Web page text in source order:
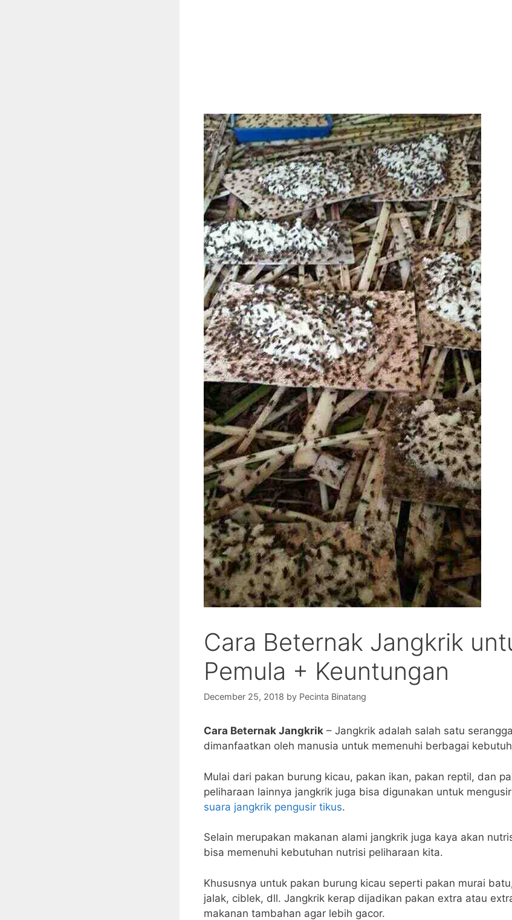
Cara Beternak Jangkrik
Pemula + Keuntungan
December 25, 2018 by Pecinta Binatang
Cara Beternak Jangkrik – Jangkrik adalah salah satu
dimanfaatkan oleh manusia untuk memenuhi berbagai
Mulai dari pakan burung kicau, pakan ikan, pakan reptil, dan
peliharaan lainnya jangkrik juga bisa digunakan untuk
suara jangkrik pengusir tikus.
Selain merupakan makanan alami jangkrik juga kaya akan
bisa memenuhi kebutuhan nutrisi peliharaan kita.
Khususnya untuk pakan burung kicau seperti pakan murai
jalak, ciblek, dll. Jangkrik kerap dijadikan pakan extra atau
makanan tambahan agar lebih gacor.